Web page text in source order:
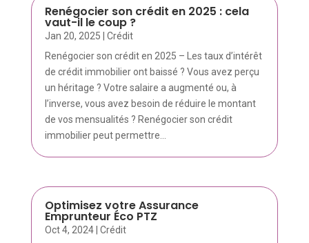
Renégocier son crédit en 2025 : cela
vaut-il le coup ?
Jan 20, 2025
Crédit
Renégocier son crédit en 2025 – Les taux d’intérêt
de crédit immobilier ont baissé ? Vous avez perçu
un héritage ? Votre salaire a augmenté ou, à
l’inverse, vous avez besoin de réduire le montant
de vos mensualités ? Renégocier son crédit
immobilier peut permettre...
Optimisez votre Assurance
Emprunteur Éco PTZ
Oct 4, 2024| Crédit